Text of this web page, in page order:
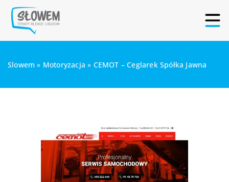
Slowem » Motoryzacja » CEMOT – Ceglarek Spółka Jawna